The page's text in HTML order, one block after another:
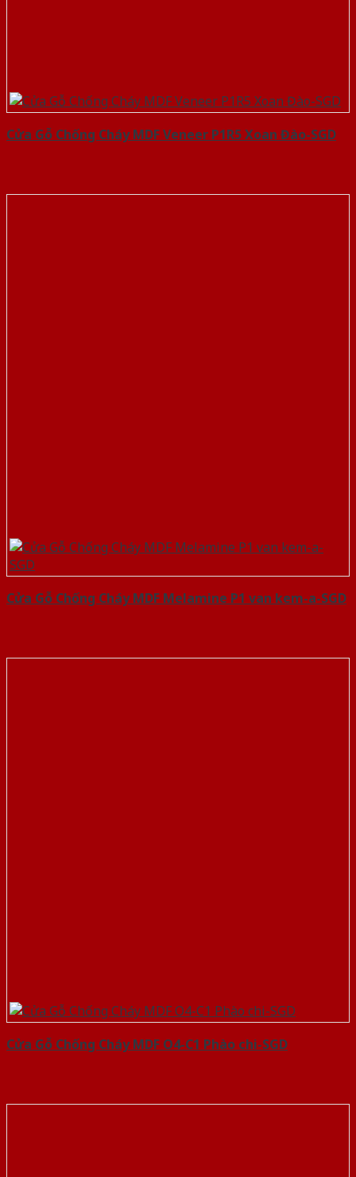
Cửa Gỗ Chống Cháy MDF Veneer P1R5 Xoan Đào-SGD
Cửa Gỗ Chống Cháy MDF Melamine P1 van kem-a-SGD
Cửa Gỗ Chống Cháy MDF O4-C1 Phào chi-SGD